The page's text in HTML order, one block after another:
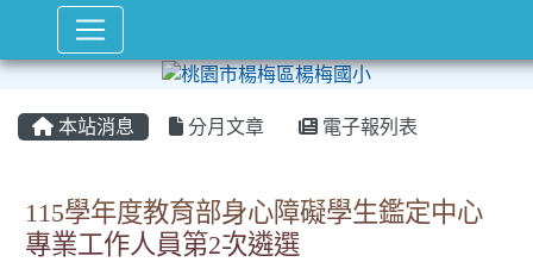
本站消息 分月文章 電子報列表
115學年度教育部身心障礙學生鑑定中心
專業工作人員第2次遴選